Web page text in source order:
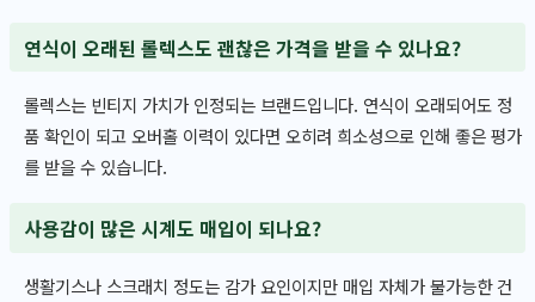
연식이 오래된 롤렉스도 괜찮은 가격을 받을 수 있나요?
롤렉스는 빈티지 가치가 인정되는 브랜드입니다. 연식이 오래되어도 정
품 확인이 되고 오버홀 이력이 있다면 오히려 희소성으로 인해 좋은 평가
를 받을 수 있습니다.
사용감이 많은 시계도 매입이 되나요?
생활기스나 스크래치 정도는 감가 요인이지만 매입 자체가 불가능한 건